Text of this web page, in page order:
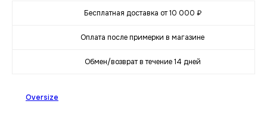
Бесплатная доставка от 10 000 ₽
Оплата после примерки в магазине
Обмен/возврат в течение 14 дней
Oversize